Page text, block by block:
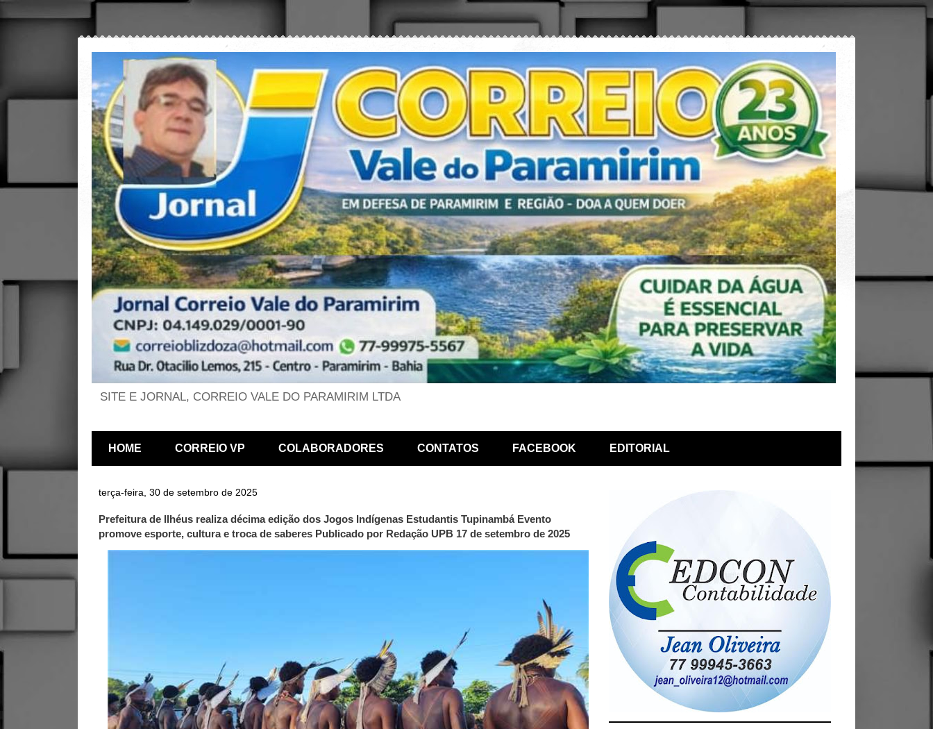
SITE E JORNAL, CORREIO VALE DO PARAMIRIM LTDA
HOME CORREIO VP COLABORADORES CONTATOS FACEBOOK EDITORIAL
terça-feira, 30 de setembro de 2025
Prefeitura de Ilhéus realiza décima edição dos Jogos Indígenas Estudantis Tupinambá Evento
promove esporte, cultura e troca de saberes Publicado por Redação UPB 17 de setembro de 2025